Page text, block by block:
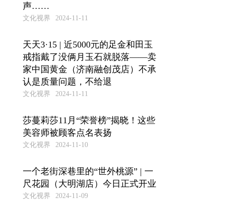
声……
文化视界 2024-11-11
天天3·15 | 近5000元的足金和田玉
戒指戴了没俩月玉石就脱落——卖
家中国黄金（济南融创茂店）不承
认是质量问题，不给退
文化视界 2024-11-11
莎蔓莉莎11月“荣誉榜”揭晓！这些
美容师被顾客点名表扬
文化视界 2024-11-10
一个老街深巷里的“世外桃源” | 一
尺花园（大明湖店）今日正式开业
文化视界 2024-11-09